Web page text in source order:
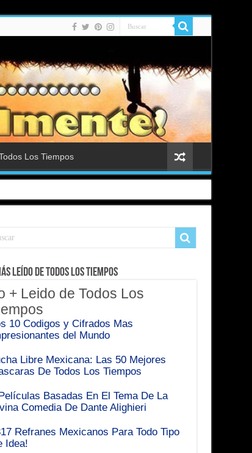
Los Tiempos
Leído de Todos Los Tiempos
+ Leido de Todos Los
10 Codigos y Cifrados Mas
del Mundo
Libre Mexicana: Las 50 Mejores
De Todos Los Tiempos
Basadas En El Tema De La
Comedia De Dante Alighieri
Refranes Mexicanos Para Todo Tipo
Idea!